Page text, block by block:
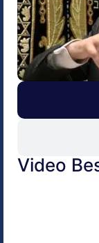
Video